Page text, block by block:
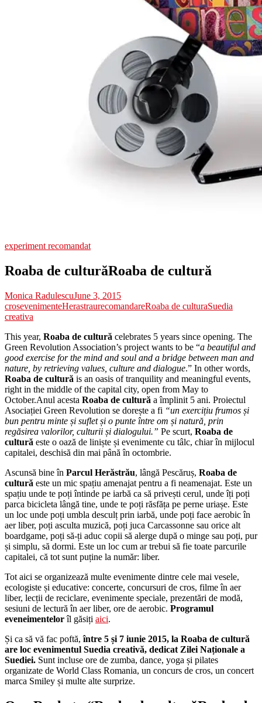
experiment recomandat
Roaba de culturăRoaba de cultură
Monica RadulescuJune 3, 2015
crosevenimenteHerastraurecomandareRoaba de culturaSuedia
creativa
This year, Roaba de cultură celebrates 5 years since opening. The
Green Revolution Association’s project wants to be “a beautiful and
good exercise for the mind and soul and a bridge between man and
nature, by retrieving values, culture and dialogue.” In other words,
Roaba de cultură is an oasis of tranquility and meaningful events,
right in the middle of the capital city, open from May to
October.Anul acesta Roaba de cultură a împlinit 5 ani. Proiectul
Asociației Green Revolution se dorește a fi “un exercițiu frumos și
bun pentru minte și suflet și o punte între om și natură, prin
regăsirea valorilor, culturii și dialogului.” Pe scurt, Roaba de
cultură este o oază de liniște și evenimente cu tâlc, chiar în mijlocul
capitalei, deschisă din mai până în octombrie.
Ascunsă bine în Parcul Herăstrău, lângă Pescăruș, Roaba de
cultură este un mic spațiu amenajat pentru a fi neamenajat. Este un
spațiu unde te poți întinde pe iarbă ca să privești cerul, unde îți poți
parca bicicleta lângă tine, unde te poți răsfăța pe perne uriașe. Este
un loc unde poți umbla desculț prin iarbă, unde poți face aerobic în
aer liber, poți asculta muzică, poți juca Carcassonne sau orice alt
boardgame, poți să-ți aduc copii să alerge după o minge sau poți, pur
și simplu, să dormi. Este un loc cum ar trebui să fie toate parcurile
capitalei, că tot sunt puține la număr: liber.
Tot aici se organizează multe evenimente dintre cele mai vesele,
ecologiste și educative: concerte, concursuri de cros, filme în aer
liber, lecții de reciclare, evenimente speciale, prezentări de modă,
sesiuni de lectură în aer liber, ore de aerobic. Programul
eveneimentelorîl găsiți aici.
Și ca să vă fac poftă,între 5 și 7 iunie 2015, la Roaba de cultură
are loc evenimentul Suedia creativă, dedicat Zilei Naționale a
Suediei. Sunt incluse ore de zumba, dance, yoga și pilates
organizate de World Class Romania, un concurs de cros, un concert
marca Smiley și multe alte surprize.